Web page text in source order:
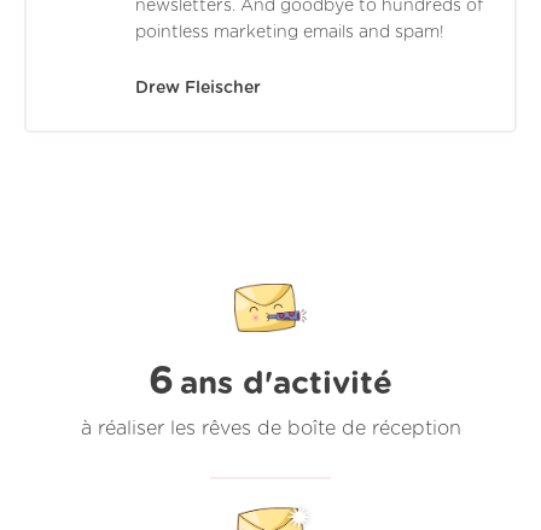
newsletters. And goodbye to hundreds of
pointless marketing emails and spam!
Drew Fleischer
6 ans d'activité
à réaliser les rêves de boîte de réception